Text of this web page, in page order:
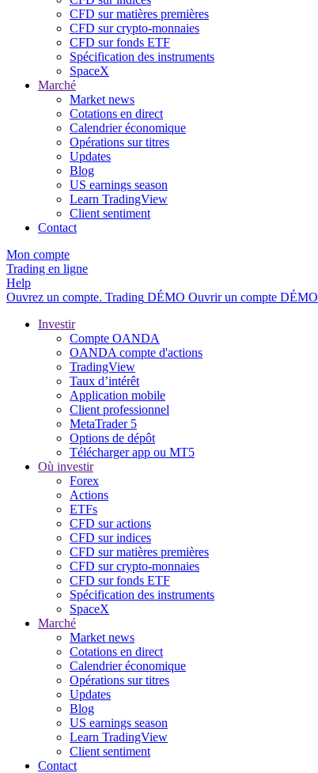
CFD sur matières premières
CFD sur crypto-monnaies
CFD sur fonds ETF
Spécification des instruments
SpaceX
Marché
Market news
Cotations en direct
Calendrier économique
Opérations sur titres
Updates
Blog
US earnings season
Learn TradingView
Client sentiment
Contact
Mon compte
Trading en ligne
Help
Ouvrez un compte. Trading DÉMO Ouvrir un compte DÉMO
Investir
Compte OANDA
OANDA compte d'actions
TradingView
Taux d’intérêt
Application mobile
Client professionnel
MetaTrader 5
Options de dépôt
Télécharger app ou MT5
Où investir
Forex
Actions
ETFs
CFD sur actions
CFD sur indices
CFD sur matières premières
CFD sur crypto-monnaies
CFD sur fonds ETF
Spécification des instruments
SpaceX
Marché
Market news
Cotations en direct
Calendrier économique
Opérations sur titres
Updates
Blog
US earnings season
Learn TradingView
Client sentiment
Contact